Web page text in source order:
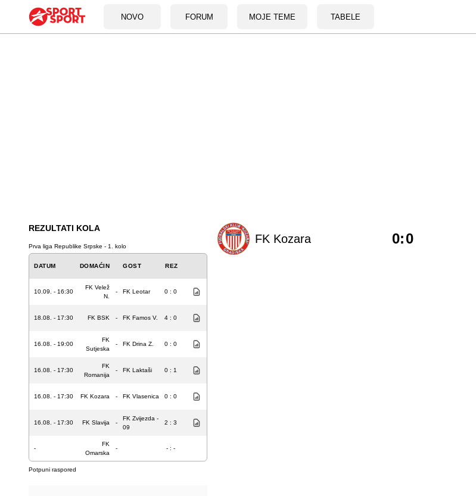
NOVO FORUM MOJE TEME TABELE
REZULTATI KOLA
Prva liga Republike Srpske - 1. kolo
DATUM DOMAĆIN GOST REZ
10.09. - 16:30
FK Velež
N.
- FK Leotar 0 : 0
18.08. - 17:30 FK BSK - FK Famos V. 4 : 0
16.08. - 19:00
FK
Sutjeska
- FK Drina Z. 0 : 0
16.08. - 17:30
FK
Romanija
- FK Laktaši 0 : 1
16.08. - 17:30 FK Kozara - FK Vlasenica 0 : 0
16.08. - 17:30 FK Slavija -
FK Zvijezda -
09
2 : 3
-
FK
Omarska
- - : -
Potpuni raspored
FK Kozara 0:0